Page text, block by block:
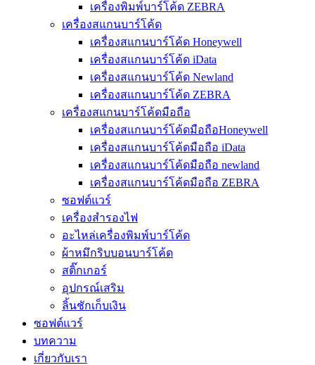
เครื่องพิมพ์บาร์โค้ด ZEBRA
เครื่องสแกนบาร์โค้ด
เครื่องสแกนบาร์โค้ด Honeywell
เครื่องสแกนบาร์โค้ด iData
เครื่องสแกนบาร์โค้ด Newland
เครื่องสแกนบาร์โค้ด ZEBRA
เครื่องสแกนบาร์โค้ดมือถือ
เครื่องสแกนบาร์โค้ดมือถือHoneywell
เครื่องสแกนบาร์โค้ดมือถือ iData
เครื่องสแกนบาร์โค้ดมือถือ newland
เครื่องสแกนบาร์โค้ดมือถือ ZEBRA
ซอฟต์แวร์
เครื่องสำรองไฟ
อะไหล่เครื่องพิมพ์บาร์โค้ด
ผ้าหมึกริบบอนบาร์โค้ด
สติ๊กเกอร์
อุปกรณ์เสริม
ลิ้นชักเก็บเงิน
ซอฟต์แวร์
บทความ
เกี่ยวกับเรา